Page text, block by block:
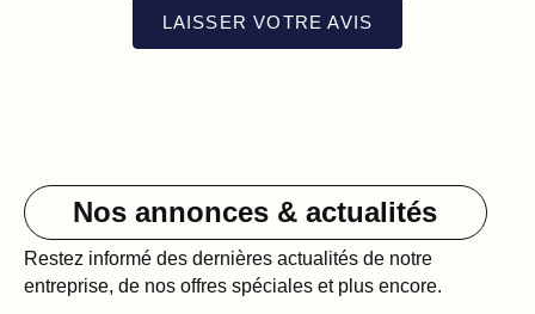
LAISSER VOTRE AVIS
Nos annonces & actualités
Restez informé des dernières actualités de notre
entreprise, de nos offres spéciales et plus encore.